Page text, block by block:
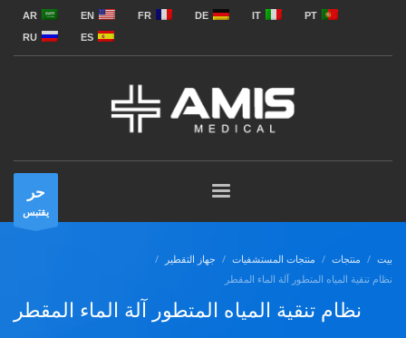
AR EN FR DE IT
PT
RU
ES
حر
يقتبس
بيت منتجات منتجات المستشفيات
جهاز التقطير
نظام تنقية المياه المتطور آلة الماء المقطر
نظام تنقية المياه المتطور آلة الماء المقطر